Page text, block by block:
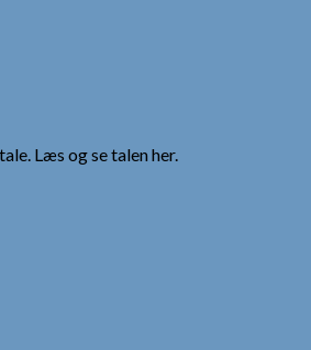
Læs og se talen her.